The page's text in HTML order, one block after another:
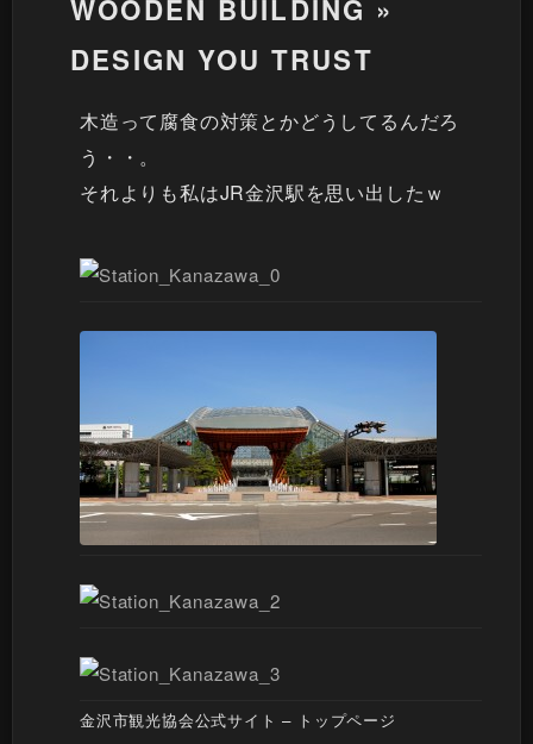
WOODEN BUILDING »
DESIGN YOU TRUST
木造って腐食の対策とかどうしてるんだろ
う・・。
それよりも私はJR金沢駅を思い出したｗ
金沢市観光協会公式サイト – トップページ